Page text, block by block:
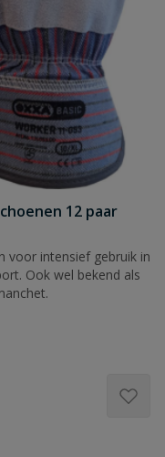
12 paar
voor intensief gebruik in
Ook wel bekend als